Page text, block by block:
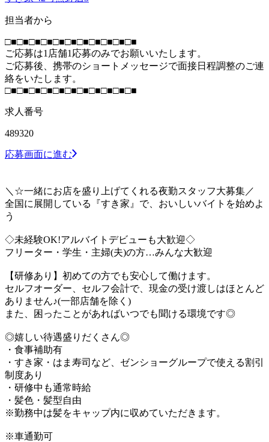
担当者から
□■□■□■□■□■□■□■□■□■□■□■
ご応募は1店舗1応募のみでお願いいたします。
ご応募後、携帯のショートメッセージで面接日程調整のご連
絡をいたします。
□■□■□■□■□■□■□■□■□■□■□■
求人番号
489320
応募画面に進む
＼☆一緒にお店を盛り上げてくれる夜勤スタッフ大募集／
全国に展開している『すき家』で、おいしいバイトを始めよ
う
◇未経験OK!アルバイトデビューも大歓迎◇
フリーター・学生・主婦(夫)の方…みんな大歓迎
【研修あり】初めての方でも安心して働けます。
セルフオーダー、セルフ会計で、現金の受け渡しはほとんど
ありません♪(一部店舗を除く)
また、困ったことがあればいつでも聞ける環境です◎
◎嬉しい待遇盛りだくさん◎
・食事補助有
・すき家・はま寿司など、ゼンショーグループで使える割引
制度あり
・研修中も通常時給
・髪色・髪型自由
※勤務中は髪をキャップ内に収めていただきます。
※車通勤可